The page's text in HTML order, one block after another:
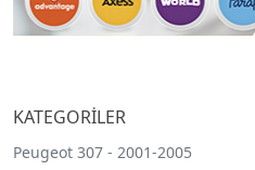
KATEGORİLER
Peugeot 307 - 2001-2005